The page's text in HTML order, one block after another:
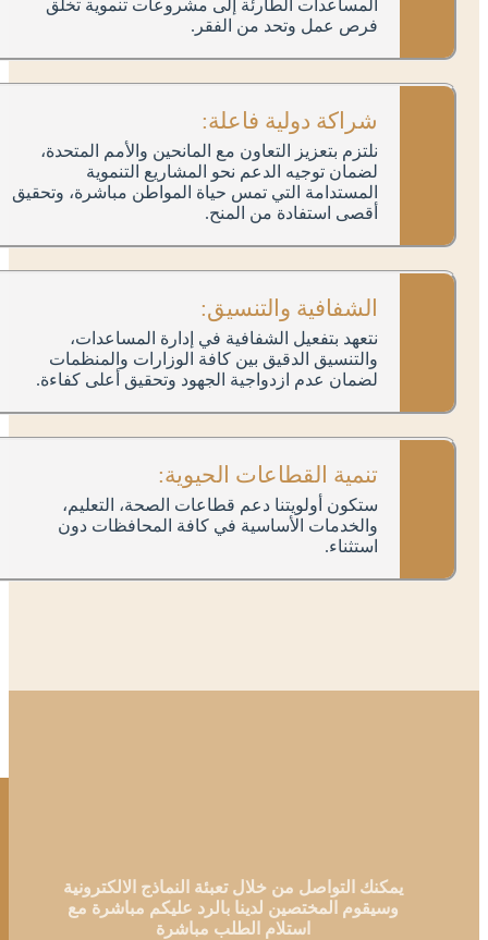
المساعدات الطارئة إلى مشروعات تنموية تخلق
فرص عمل وتحد من الفقر.
شراكة دولية فاعلة:
نلتزم بتعزيز التعاون مع المانحين والأمم المتحدة،
لضمان توجيه الدعم نحو المشاريع التنموية
المستدامة التي تمس حياة المواطن مباشرة، وتحقيق
أقصى استفادة من المنح.
الشفافية والتنسيق:
نتعهد بتفعيل الشفافية في إدارة المساعدات،
والتنسيق الدقيق بين كافة الوزارات والمنظمات
لضمان عدم ازدواجية الجهود وتحقيق أعلى كفاءة.
تنمية القطاعات الحيوية:
ستكون أولويتنا دعم قطاعات الصحة، التعليم،
والخدمات الأساسية في كافة المحافظات دون
استثناء.
يمكنك التواصل من خلال تعبئة النماذج الالكترونية
وسيقوم المختصين لدينا بالرد عليكم مباشرة مع
استلام الطلب مباشرة